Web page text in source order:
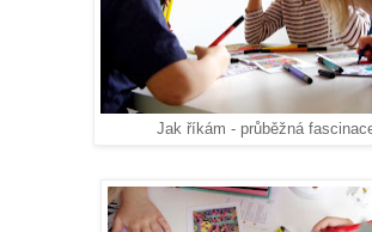
Jak říkám - průběžná